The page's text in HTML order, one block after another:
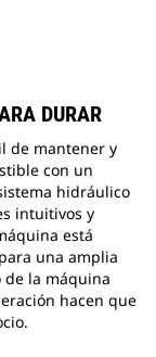
DURAR
de mantener y
con un
hidráulico
intuitivos y
está
una amplia
la máquina
hacen que